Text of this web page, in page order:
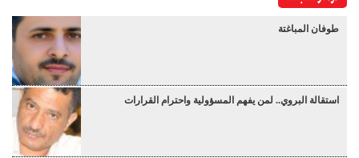
طوفان المباغتة
استقالة البروي.. لمن يفهم المسؤولية واحترام القرارات